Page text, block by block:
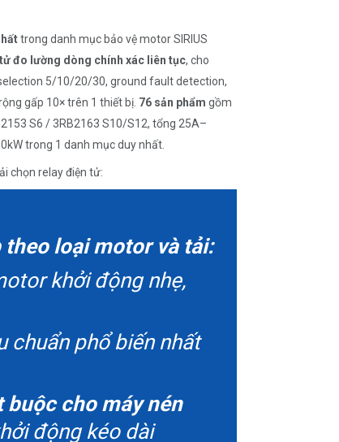
trong danh mục bảo vệ motor SIRIUS
đo lường dòng chính xác liên tục, cho
5/10/20/30, ground fault detection,
gấp 10× trên 1 thiết bị. 76 sản phẩm gồm
S6 / 3RB2163 S10/S12, tổng 25A–
trong 1 danh mục duy nhất.
chọn relay điện tử:
loại motor và tải:
khởi động nhẹ,
chuẩn phổ biến nhất
buộc cho máy nén
động kéo dài